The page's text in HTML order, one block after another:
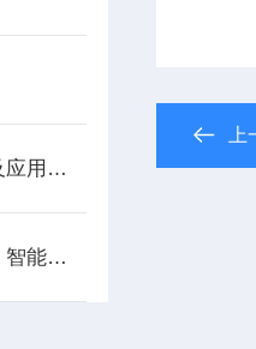
转速校验台的使用优势及应用有哪些
工业旋转设备安全护航：智能转速监测仪技术现状与应用优化研究